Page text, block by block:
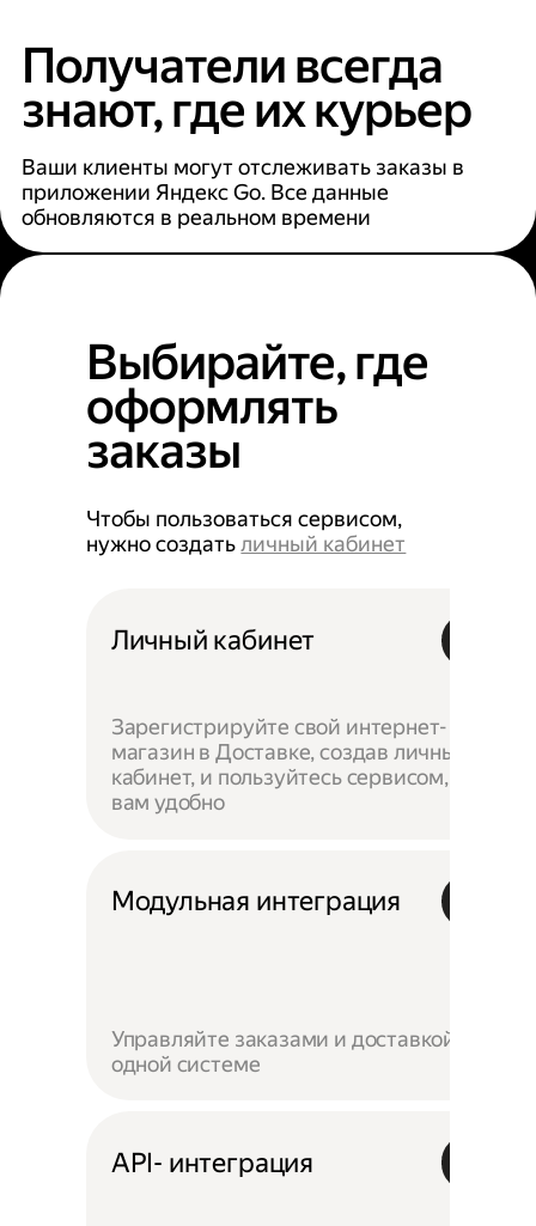
Получатели всегда
знают, где их курьер
Ваши клиенты могут отслеживать заказы в
приложении Яндекс Go. Все данные
обновляются в реальном времени
Выбирайте, где
оформлять
заказы
Чтобы пользоваться сервисом,
нужно создатьличный кабинет
Личный кабинет
Зарегистрируйте свой интернет-
магазин в Доставке, создав личный
кабинет, и пользуйтесь сервисом, как
вам удобно
Модульная интеграция
Управляйте заказами и доставкой в
одной системе
API- интеграция